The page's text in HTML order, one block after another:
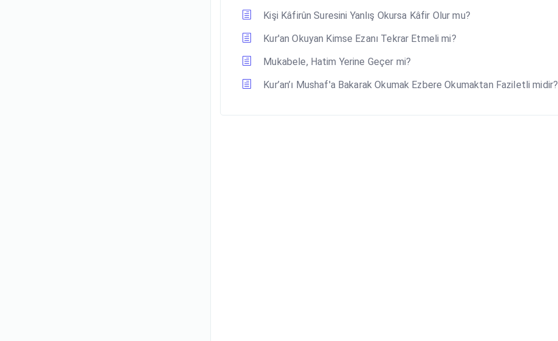
Kişi Kâfirûn Suresini Yanlış Okursa Kâfir Olur mu?
Kur'an Okuyan Kimse Ezanı Tekrar Etmeli mi?
Mukabele, Hatim Yerine Geçer mi?
Kur’an’ı Mushaf'a Bakarak Okumak Ezbere Okumaktan Faziletli midir?